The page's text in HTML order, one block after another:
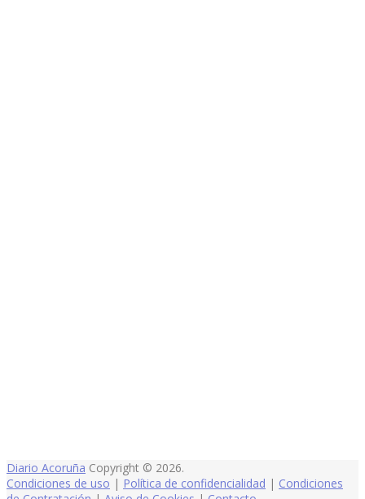
Diario Acoruña Copyright © 2026.
Condiciones de uso | Política de confidencialidad | Condiciones